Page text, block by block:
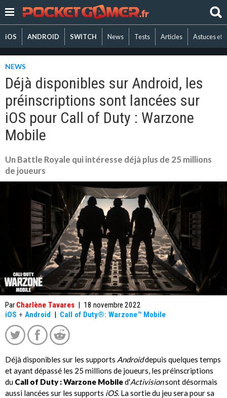
iOS ANDROID SWITCH News Tests Articles Astuces et
NEWS
Déjà disponibles sur Android, les
préinscriptions sont lancées sur
iOS pour Call of Duty : Warzone
Mobile
Un Battle Royale qui intéresse déjà plus de 25 millions
de joueurs
Par Charlène Tavares | 18 novembre 2022
iOS + Android | Call of Duty®: Warzone™ Mobile
Déjà disponibles sur les supports Androiddepuis quelques temps
et ayant dépassé les 25 millions de joueurs, les préinscriptions
du Call of Duty : Warzone Mobiled'Activisionsont désormais
aussi lancées sur les supports iOS. La sortie du jeu sera pour sa